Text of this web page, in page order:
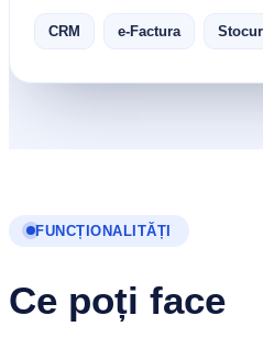
CRM e-Factura
FUNCȚIONALITĂȚI
Ce poți face